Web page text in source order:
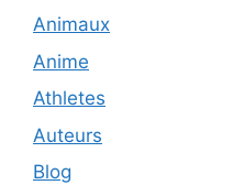
Animaux
Anime
Athletes
Auteurs
Blog